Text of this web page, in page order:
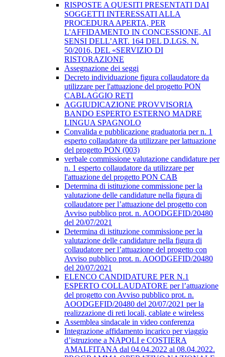
RISPOSTE A QUESITI PRESENTATI DAI
SOGGETTI INTERESSATI ALLA
PROCEDURA APERTA, PER
L'AFFIDAMENTO IN CONCESSIONE, AI
SENSI DELL’ART. 164 DEL D.LGS. N.
50/2016, DEL «SERVIZIO DI
RISTORAZIONE
Assegnazione dei seggi
Decreto individuazione figura collaudatore da
utilizzare per l'attuazione del progetto PON
CABLAGGIO RETI
AGGIUDICAZIONE PROVVISORIA
BANDO ESPERTO ESTERNO MADRE
LINGUA SPAGNOLO
Convalida e pubblicazione graduatoria per n. 1
esperto collaudatore da utilizzare per lattuazione
del progetto PON (003)
verbale commissione valutazione candidature per
n. 1 esperto collaudatore da utilizzare per
l'attuazione del progetto PON CAB
Determina di istituzione commissione per la
valutazione delle candidature nella figura di
collaudatore per l’attuazione del progetto con
Avviso pubblico prot. n. AOODGEFID/20480
del 20/07/2021
Determina di istituzione commissione per la
valutazione delle candidature nella figura di
collaudatore per l’attuazione del progetto con
Avviso pubblico prot. n. AOODGEFID/20480
del 20/07/2021
ELENCO CANDIDATURE PER N.1
ESPERTO COLLAUDATORE per l’attuazione
del progetto con Avviso pubblico prot. n.
AOODGEFID/20480 del 20/07/2021 per la
realizzazione di reti locali, cablate e wireless
Assemblea sindacale in video conferenza
Integrazione affidamento incarico per viaggio
d’istruzione a NAPOLI e COSTIERA
AMALFITANA dal 04.04.2022 al 08.04.2022.